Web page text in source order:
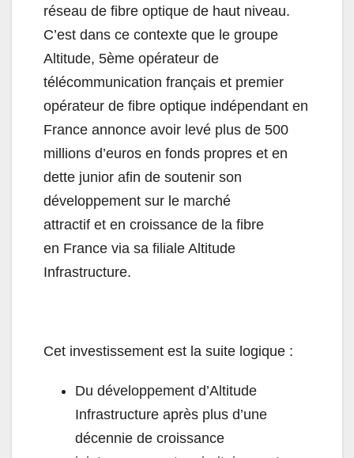
réseau de fibre optique de haut niveau.
C’est dans ce contexte que le groupe
Altitude, 5ème opérateur de
télécommunication français et premier
opérateur de fibre optique indépendant en
France annonce avoir levé plus de 500
millions d’euros en fonds propres et en
dette junior afin de soutenir son
développement sur le marché
attractif et en croissance de la fibre
en France via sa filiale Altitude
Infrastructure.
Cet investissement est la suite logique :
Du développement d’Altitude
Infrastructure après plus d’une
décennie de croissance